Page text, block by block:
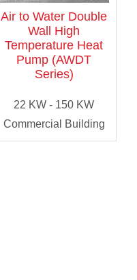
Air to Water Double
Wall High
Temperature Heat
Pump (AWDT
Series)
22 KW - 150 KW
Commercial Building